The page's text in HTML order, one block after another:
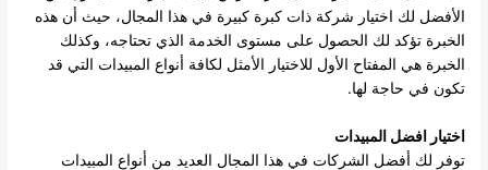
الأفضل لك اختيار شركة ذات كبرة كبيرة في هذا المجال، حيث أن هذه
الخبرة تؤكد لك الحصول على مستوى الخدمة الذي تحتاجه، وكذلك
الخبرة هي المفتاح الأول للاختيار الأمثل لكافة أنواع المبيدات التي قد
تكون في حاجة لها.
اختيار افضل المبيدات
توفر لك أفضل الشركات في هذا المجال العديد من أنواع المبيدات